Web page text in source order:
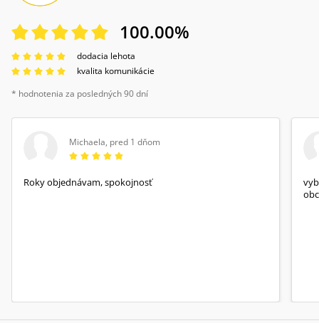
100.00%
dodacia lehota
kvalita komunikácie
* hodnotenia za posledných 90 dní
Michaela, pred 1 dňom
Roky objednávam, spokojnosť